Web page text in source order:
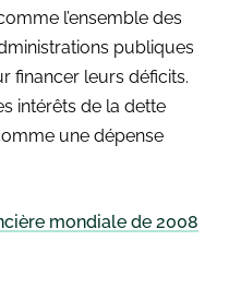
l’ensemble des
publiques
financer leurs déficits.
intérêts de la dette
une dépense
mondiale de 2008